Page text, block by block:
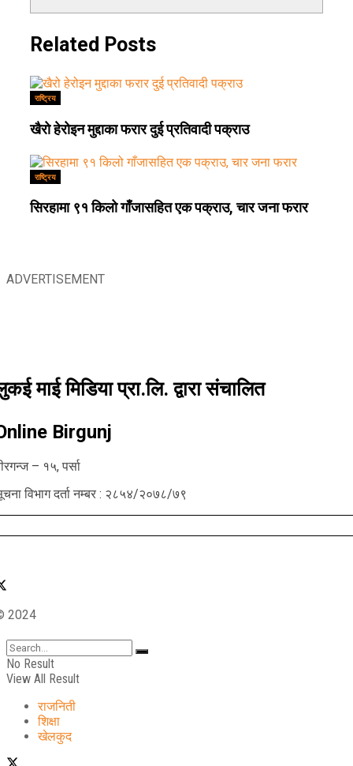
Related Posts
राष्ट्रिय
खैरो हेरोइन मुद्दाका फरार दुई प्रतिवादी पक्राउ
राष्ट्रिय
सिरहामा ९१ किलो गाँजासहित एक पक्राउ, चार जना फरार
ADVERTISEMENT
माई मिडिया प्रा.लि. द्वारा संचालित
Birgunj
– १५, पर्सा
विभाग दर्ता नम्बर : २८५४/२०७८/७९
2024
No Result
View All Result
राजनिती
शिक्षा
खेलकुद